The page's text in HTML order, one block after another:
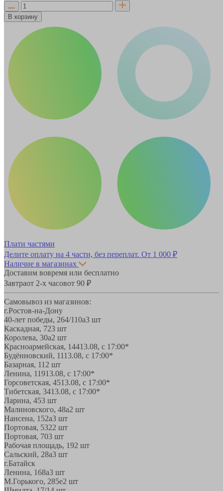
В корзину
Плати частями
Делите оплату на 4 части, без переплат. От 1 000 ₽
Наличие в магазинах
Доставим вовремя или бесплатно
Завтраот 2-х часовот 90 ₽
Самовывоз из магазинов:
г.Ростов-на-Дону
40-лет победы, 264/110а3 шт
Каскадная, 723 шт
Королева, 30а2 шт
Красноармейская, 14413.08, с 17:00*
Будённовский, 1113.08, с 17:00*
Базарная, 11 2 шт
Ленина, 11913.08, с 17:00*
Горсоветская, 4513.08, с 17:00*
Тибетская, 3413.08, с 17:00*
Ларина, 453 шт
Малиновского, 48а2 шт
Нансена, 152а3 шт
Портовая, 5322 шт
Портовая, 703 шт
Рабочая площадь, 192 шт
Сальский, 28a3 шт
г.Батайск
Ленина, 168а3 шт
М.Горького, 285е2 шт